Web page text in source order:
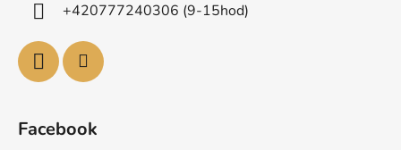
+420777240306 (9-15hod)
Facebook